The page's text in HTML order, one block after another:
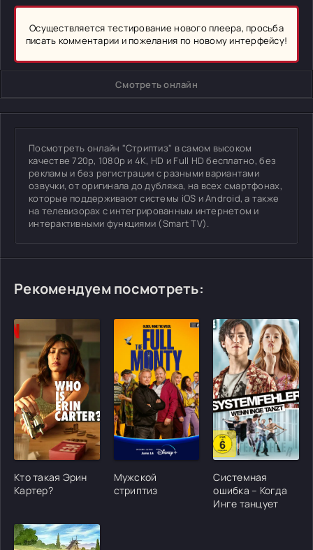
Осуществляется тестирование нового плеера, просьба
писать комментарии и пожелания по новому интерфейсу!
Смотреть онлайн
Посмотреть онлайн "Стриптиз" в самом высоком
качестве 720p, 1080p и 4K, HD и Full HD бесплатно, без
рекламы и без регистрации с разными вариантами
озвучки, от оригинала до дубляжа, на всех смартфонах,
которые поддерживают системы iOS и Android, а также
на телевизорах с интегрированным интернетом и
интерактивными функциями (Smart TV).
Рекомендуем посмотреть:
[/xfgiven_cvh_poster_urlcvh_poster_url]
Кто такая Эрин
Картер?
[/xfgiven_cvh_poster_urlcvh_poster_url]
Мужской
стриптиз
[/
Системная
ошибка – Когда
Инге танцует